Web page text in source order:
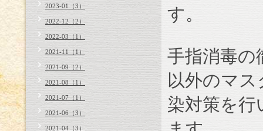
す。
手指消毒の
以外のマ
染対策を行
2023-01（3）
2022-12（2）
2022-03（1）
2021-11（1）
2021-09（2）
2021-08（1）
2021-07（1）
2021-06（3）
2021-04（3）